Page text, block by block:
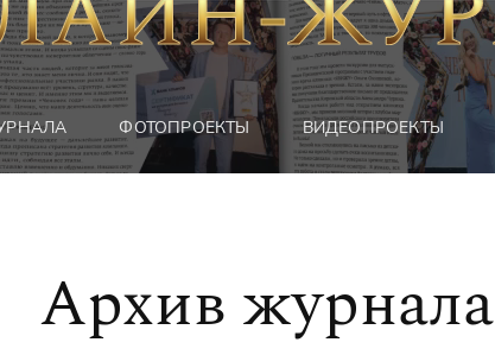
ФОТОПРОЕКТЫ ВИДЕОПРОЕКТЫ
Архив журнала